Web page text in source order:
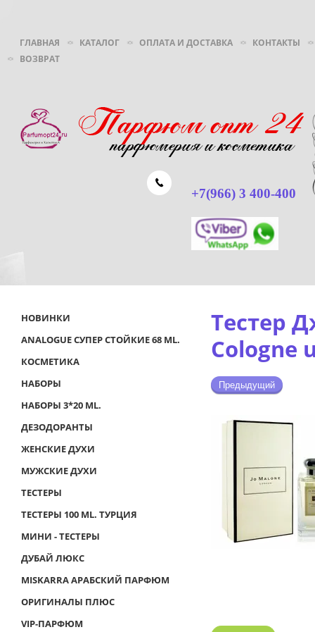
ГЛАВНАЯ КАТАЛОГ ОПЛАТА И ДОСТАВКА
КОНТАКТЫ
ВОЗВРАТ
+7(966) 3 400-400
Тестер
Cologne
Предыдущий
НОВИНКИ
ANALOGUE СУПЕР СТОЙКИЕ 68 ML.
КОСМЕТИКА
НАБОРЫ
НАБОРЫ 3*20 ML.
ДЕЗОДОРАНТЫ
ЖЕНСКИЕ ДУХИ
МУЖСКИЕ ДУХИ
ТЕСТЕРЫ
ТЕСТЕРЫ 100 ML. ТУРЦИЯ
МИНИ - ТЕСТЕРЫ
ДУБАЙ ЛЮКС
MISKARRA АРАБСКИЙ ПАРФЮМ
ОРИГИНАЛЫ ПЛЮС
VIP-ПАРФЮМ